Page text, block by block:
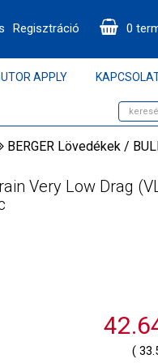
0
Regisztráció
APPLY
BERGER Lövedékek /
Very Low Drag
(